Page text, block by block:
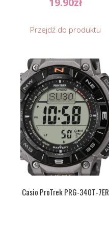
Przejdź do produktu
Casio ProTrek PRG-340T-7ER